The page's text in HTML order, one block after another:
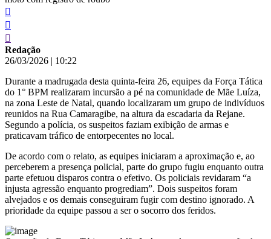
Redação
26/03/2026 | 10:22
Durante a madrugada desta quinta-feira 26, equipes da Força Tática
do 1° BPM realizaram incursão a pé na comunidade de Mãe Luíza,
na zona Leste de Natal, quando localizaram um grupo de indivíduos
reunidos na Rua Camaragibe, na altura da escadaria da Rejane.
Segundo a polícia, os suspeitos faziam exibição de armas e
praticavam tráfico de entorpecentes no local.
De acordo com o relato, as equipes iniciaram a aproximação e, ao
perceberem a presença policial, parte do grupo fugiu enquanto outra
parte efetuou disparos contra o efetivo. Os policiais revidaram “a
injusta agressão enquanto progrediam”. Dois suspeitos foram
alvejados e os demais conseguiram fugir com destino ignorado. A
prioridade da equipe passou a ser o socorro dos feridos.